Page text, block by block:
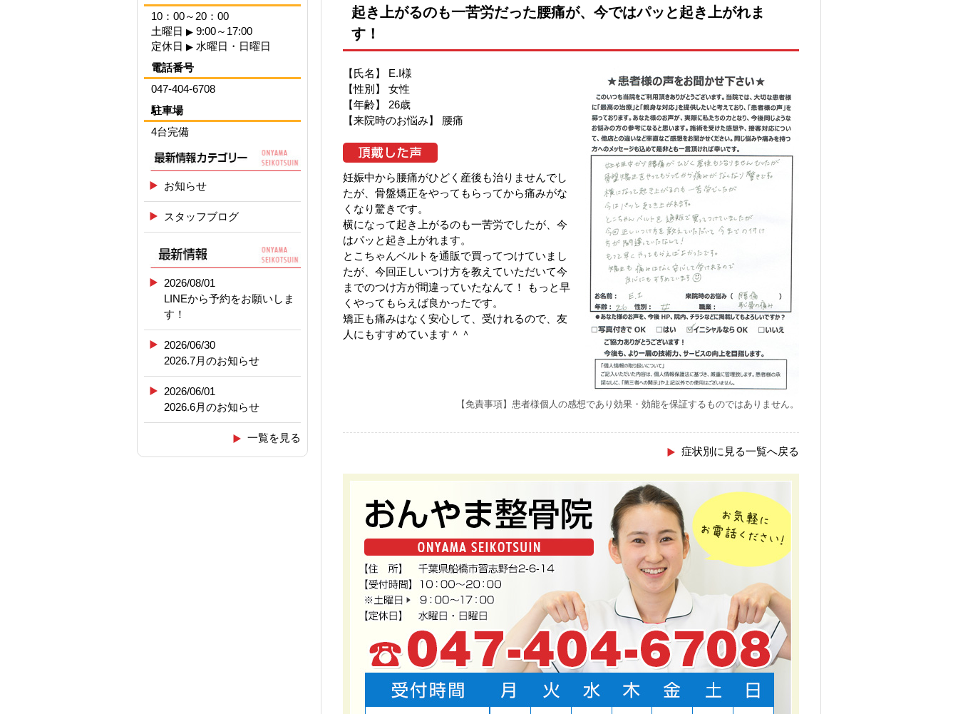
起き上がるのも一苦労だった腰痛が、今ではパッと起き上がれま
す！
【氏名】 E.I様
【性別】 女性
【年齢】 26歳
【来院時のお悩み】 腰痛
妊娠中から腰痛がひどく産後も治りませんでし
たが、骨盤矯正をやってもらってから痛みがな
くなり驚きです。
横になって起き上がるのも一苦労でしたが、今
はパッと起き上がれます。
とこちゃんベルトを通販で買ってつけていまし
たが、今回正しいつけ方を教えていただいて今
までのつけ方が間違っていたなんて！ もっと早
くやってもらえば良かったです。
矯正も痛みはなく安心して、受けれるので、友
人にもすすめています＾＾
【免責事項】患者様個人の感想であり効果・効能を保証するものではありません。
症状別に見る一覧へ戻る
10：00～20：00
土曜日 ▶ 9:00～17:00
定休日 ▶ 水曜日・日曜日
電話番号
047-404-6708
駐車場
4台完備
お知らせ
スタッフブログ
2026/08/01
LINEから予約をお願いしま
す！
2026/06/30
2026.7月のお知らせ
2026/06/01
2026.6月のお知らせ
一覧を見る